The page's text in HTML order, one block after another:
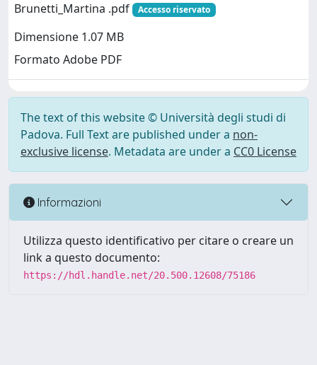
Brunetti_Martina .pdf
Accesso riservato
Dimensione 1.07 MB
Formato Adobe PDF
The text of this website © Università degli studi di
Padova. Full Text are published under a non-
exclusive license. Metadata are under a CC0 License
Informazioni
Utilizza questo identificativo per citare o creare un
link a questo documento:
https://hdl.handle.net/20.500.12608/75186